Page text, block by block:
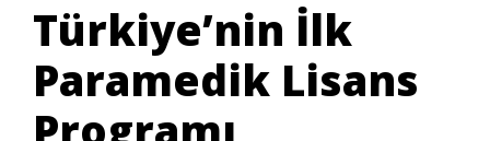
Türkiye’nin İlk
Paramedik Lisans